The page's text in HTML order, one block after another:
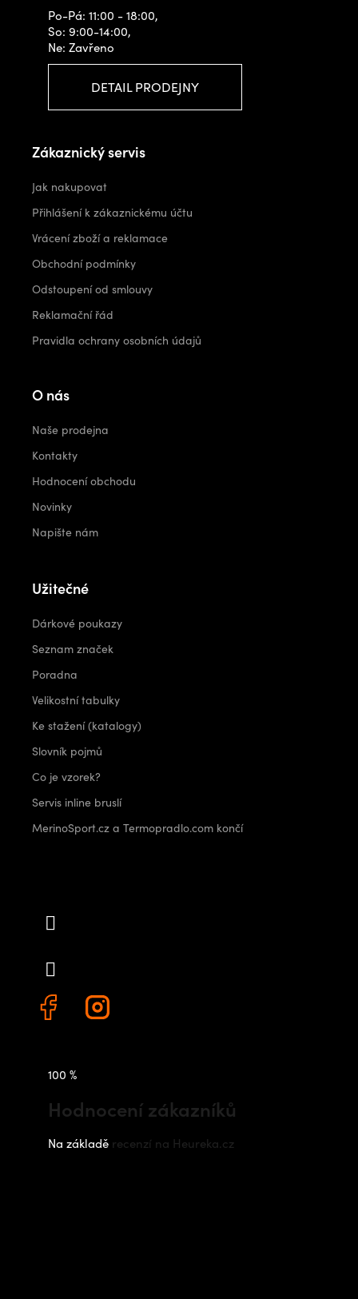
Po-Pá: 11:00 - 18:00,
So: 9:00-14:00,
Ne: Zavřeno
DETAIL PRODEJNY
Zákaznický servis
Jak nakupovat
Přihlášení k zákaznickému účtu
Vrácení zboží a reklamace
Obchodní podmínky
Odstoupení od smlouvy
Reklamační řád
Pravidla ochrany osobních údajů
O nás
Naše prodejna
Kontakty
Hodnocení obchodu
Novinky
Napište nám
Užitečné
Dárkové poukazy
Seznam značek
Poradna
Velikostní tabulky
Ke stažení (katalogy)
Slovník pojmů
Co je vzorek?
Servis inline bruslí
MerinoSport.cz a Termopradlo.com končí
100 %
Hodnocení zákazníků
Na základě recenzí na Heureka.cz